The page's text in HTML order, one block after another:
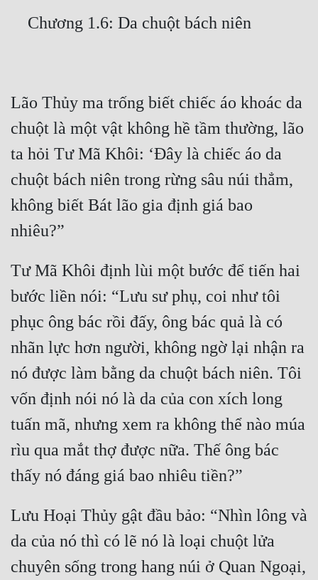
Xa Lộ Dịch
Cung Đấu
Cạnh Kỹ
Cổ Tiên Hiệp
Dã Sử
Dị Giới
Dị Năng
Gia Đấu
Góc Nhìn Nam
Góc Nhìn Nữ
Huyền Huyễn
Huyền Nghi
Huyền Ảo
Hài Hước
Lão Thủy ma trống biết chiếc áo khoác da
chuột là một vật không hề tầm thường, lão
ta hỏi Tư Mã Khôi: ‘Đây là chiếc áo da
chuột bách niên trong rừng sâu núi thẳm,
không biết Bát lão gia định giá bao
Tư Mã Khôi định lùi một bước để tiến hai
bước liền nói: “Lưu sư phụ, coi như tôi
phục ông bác rồi đấy, ông bác quả là có
nhãn lực hơn người, không ngờ lại nhận ra
nó được làm bằng da chuột bách niên. Tôi
vốn định nói nó là da của con xích long
tuấn mã, nhưng xem ra không thể nào múa
rìu qua mắt thợ được nữa. Thế ông bác
Lưu Hoại Thủy gật đầu bảo: “Nhìn lông và
da của nó thì có lẽ nó là loại chuột lửa
chuyên sống trong hang núi ở Quan Ngoại,